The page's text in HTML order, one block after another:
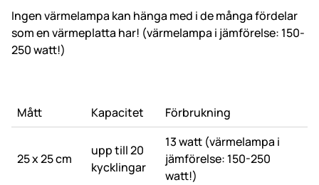
Ingen värmelampa kan hänga med i de många fördelar
som en värmeplatta har! (värmelampa i jämförelse: 150-
250 watt!)
Mått Kapacitet Förbrukning
25 x 25 cm
upp till 20
kycklingar
13 watt (värmelampa i
jämförelse: 150-250
watt!)